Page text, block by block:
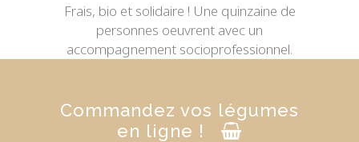
Frais, bio et solidaire ! Une quinzaine de
personnes oeuvrent avec un
accompagnement socioprofessionnel.
Commandez vos légumes
en ligne !